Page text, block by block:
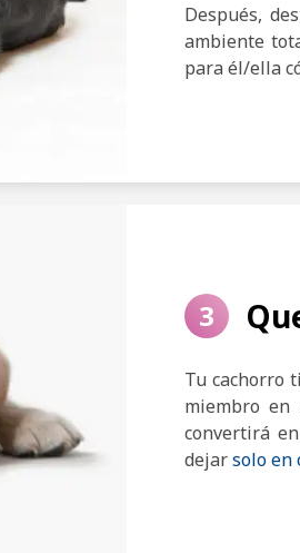
Después,
ambiente
para él/ella
3
Tu cachorro
miembro en
convertirá
dejarsolo en